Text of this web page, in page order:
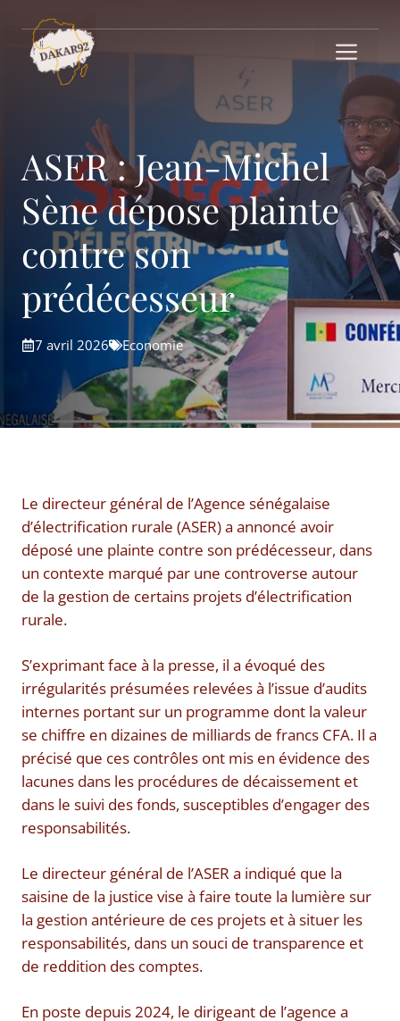
contenu
ASER : Jean-Michel
Sène dépose plainte
contre son
prédécesseur
7 avril 2026 Economie
Le directeur général de l’Agence sénégalaise
d’électrification rurale (ASER) a annoncé avoir
déposé une plainte contre son prédécesseur, dans
un contexte marqué par une controverse autour
de la gestion de certains projets d’électrification
rurale.
S’exprimant face à la presse, il a évoqué des
irrégularités présumées relevées à l’issue d’audits
internes portant sur un programme dont la valeur
se chiffre en dizaines de milliards de francs CFA. Il a
précisé que ces contrôles ont mis en évidence des
lacunes dans les procédures de décaissement et
dans le suivi des fonds, susceptibles d’engager des
responsabilités.
Le directeur général de l’ASER a indiqué que la
saisine de la justice vise à faire toute la lumière sur
la gestion antérieure de ces projets et à situer les
responsabilités, dans un souci de transparence et
de reddition des comptes.
En poste depuis 2024, le dirigeant de l’agence a